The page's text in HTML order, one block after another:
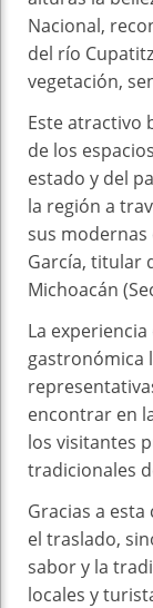
Nacional,
del río
vegetación,
Este atractivo
de los
estado y del
la región a
sus
García, titular
Michoacán
La
gastronómica
encontrar en
los visitantes
tradicionales
Gracias a
el traslado,
sabor y la
locales y